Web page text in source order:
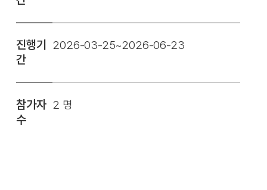
진행기
간
2026-03-25~2026-06-23
참가자
수
2 명